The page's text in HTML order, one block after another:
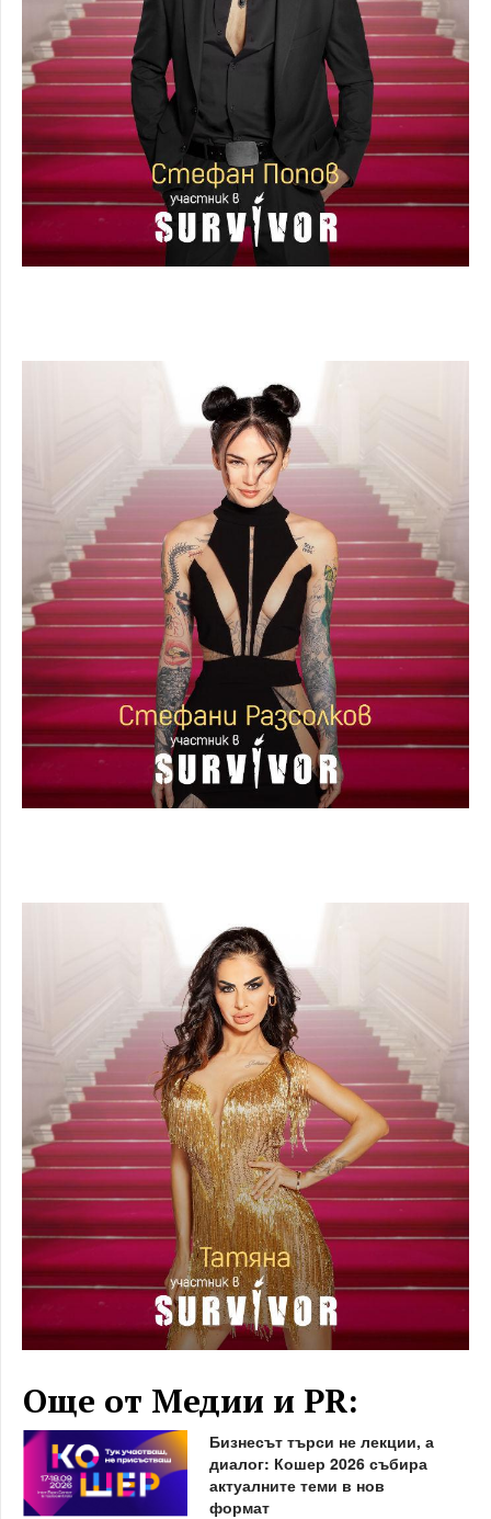
Още от Медии и PR:
Бизнесът търси не лекции, а
диалог: Кошер 2026 събира
актуалните теми в нов
формат